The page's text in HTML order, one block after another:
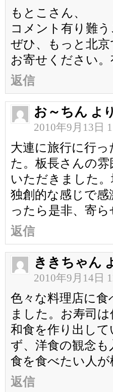
もとこさん、
コメント有り難う
ぜひ、もっと北
お寄せください
返信
お～ちん よ
2010年9月13日
大連に旅行に行
た。板長さんの
いただきました
独創的な感じで
ったら是非、寄ら
返信
ききちゃん
2010年9月14日
色々な料理店に
ました。お寿司
和食を作り出し
ず、洋食の観念
食を食べたい人
返信